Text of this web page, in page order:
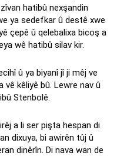
hatibû nexşandin
ya sedefkar û destê xwe
çepê û qelebalixa bicoş a
wê hatibû silav kir.
û ya biyanî jî ji mêj ve
vê kêliyê bû. Lewre nav û
Stenbolê.
a li ser pişta hespan di
dixuya, bi awirên tûj û
dinêrîn. Di nava wan de